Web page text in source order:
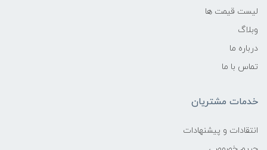
لیست قیمت ها
وبلاگ
درباره ما
تماس با ما
خدمات مشتریان
انتقادات و پیشنهادات